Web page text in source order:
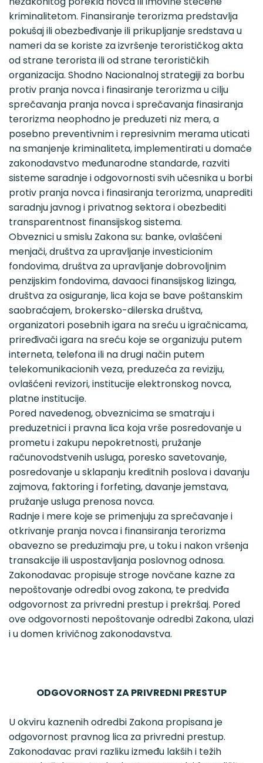
kriminalitetom. Finansiranje terorizma predstavlja
pokušaj ili obezbeđivanje ili prikupljanje sredstava u
nameri da se koriste za izvršenje terorističkog akta
od strane terorista ili od strane terorističkih
organizacija. Shodno Nacionalnoj strategiji za borbu
protiv pranja novca i finasiranje terorizma u cilju
sprečavanja pranja novca i sprečavanja finasiranja
terorizma neophodno je preduzeti niz mera, a
posebno preventivnim i represivnim merama uticati
na smanjenje kriminaliteta, implementirati u domaće
zakonodavstvo međunarodne standarde, razviti
sisteme saradnje i odgovornosti svih učesnika u borbi
protiv pranja novca i finasiranja terorizma, unaprediti
saradnju javnog i privatnog sektora i obezbediti
transparentnost finansijskog sistema.
Obveznici u smislu Zakona su: banke, ovlašćeni
menjači, društva za upravljanje investicionim
fondovima, društva za upravljanje dobrovoljnim
penzijskim fondovima, davaoci finansijskog lizinga,
društva za osiguranje, lica koja se bave poštanskim
saobraćajem, brokersko-dilerska društva,
organizatori posebnih igara na sreću u igračnicama,
priređivači igara na sreću koje se organizuju putem
interneta, telefona ili na drugi način putem
telekomunikacionih veza, preduzeća za reviziju,
ovlašćeni revizori, institucije elektronskog novca,
platne institucije.
Pored navedenog, obveznicima se smatraju i
preduzetnici i pravna lica koja vrše posredovanje u
prometu i zakupu nepokretnosti, pružanje
računovodstvenih usluga, poresko savetovanje,
posredovanje u sklapanju kreditnih poslova i davanju
zajmova, faktoring i forfeting, davanje jemstava,
pružanje usluga prenosa novca.
Radnje i mere koje se primenjuju za sprečavanje i
otkrivanje pranja novca i finansiranja terorizma
obavezno se preduzimaju pre, u toku i nakon vršenja
transakcije ili uspostavljanja poslovnog odnosa.
Zakonodavac propisuje stroge novčane kazne za
nepoštovanje odredbi ovog zakona, te predviđa
odgovornost za privredni prestup i prekršaj. Pored
ove odgovornosti nepoštovanje odredbi Zakona, ulazi
i u domen krivičnog zakonodavstva.
ODGOVORNOST ZA PRIVREDNI PRESTUP
U okviru kaznenih odredbi Zakona propisana je
odgovornost pravnog lica za privredni prestup.
Zakonodavac pravi razliku između lakših i težih